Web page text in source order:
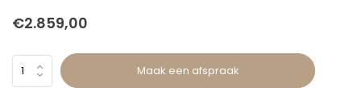
€2.859,00
Maak een afspraak